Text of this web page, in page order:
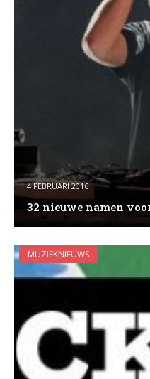
4 FEBRUARI 2016
32 nieuwe namen
MUZIEKNIEUWS